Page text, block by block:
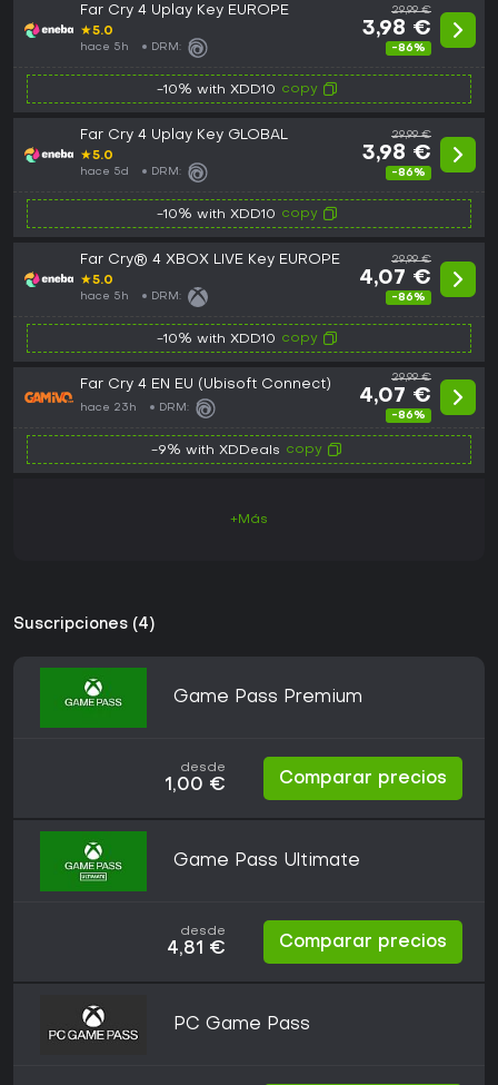
Far Cry 4 Uplay Key EUROPE
★5.0
hace 5h DRM:
29,99 €
3,98 €
-86%
-10% with XDD10 copy
Far Cry 4 Uplay Key GLOBAL
★5.0
hace 5d DRM:
29,99 €
3,98 €
-86%
-10% with XDD10 copy
Far Cry® 4 XBOX LIVE Key EUROPE
★5.0
hace 5h DRM:
29,99 €
4,07 €
-86%
-10% with XDD10 copy
Far Cry 4 EN EU (Ubisoft Connect)
hace 23h DRM:
29,99 €
4,07 €
-86%
-9% with XDDeals copy
+Más
Suscripciones (4)
Game Pass Premium
desde
1,00 € Comparar precios
Game Pass Ultimate
desde
4,81 € Comparar precios
PC Game Pass